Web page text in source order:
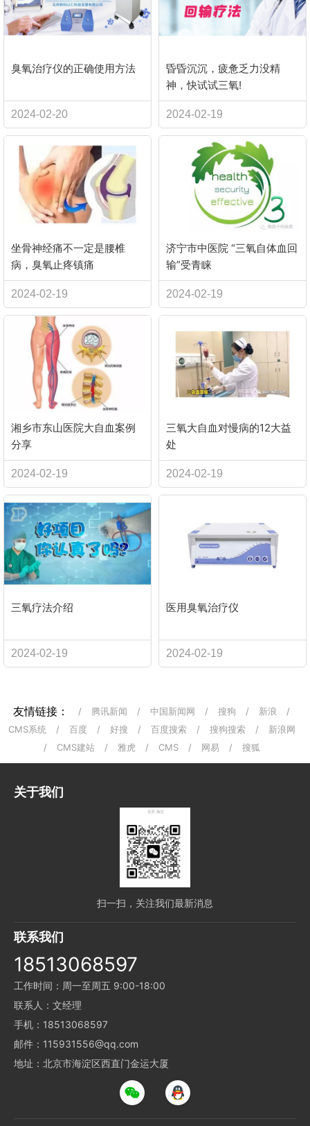
臭氧治疗仪的正确使用方法
2024-02-20
昏昏沉沉，疲惫乏力没精
神，快试试三氧!
2024-02-19
坐骨神经痛不一定是腰椎
病，臭氧止疼镇痛
2024-02-19
济宁市中医院 “三氧自体血回
输”受青睐
2024-02-19
湘乡市东山医院大自血案例
分享
2024-02-19
三氧大自血对慢病的12大益
处
2024-02-19
三氧疗法介绍
2024-02-19
医用臭氧治疗仪
2024-02-19
友情链接： / 腾讯新闻 / 中国新闻网 / 搜狗 / 新浪
/
CMS系统
/ 百度 / 好搜 / 百度搜索 / 搜狗搜索 /
新浪网
/
CMS建站 / 雅虎 / CMS / 网易 / 搜狐
关于我们
扫一扫，关注我们最新消息
联系我们
18513068597
工作时间：周一至周五 9:00-18:00
联系人：文经理
手机：18513068597
邮件：115931556@qq.com
地址：北京市海淀区西直门金运大厦